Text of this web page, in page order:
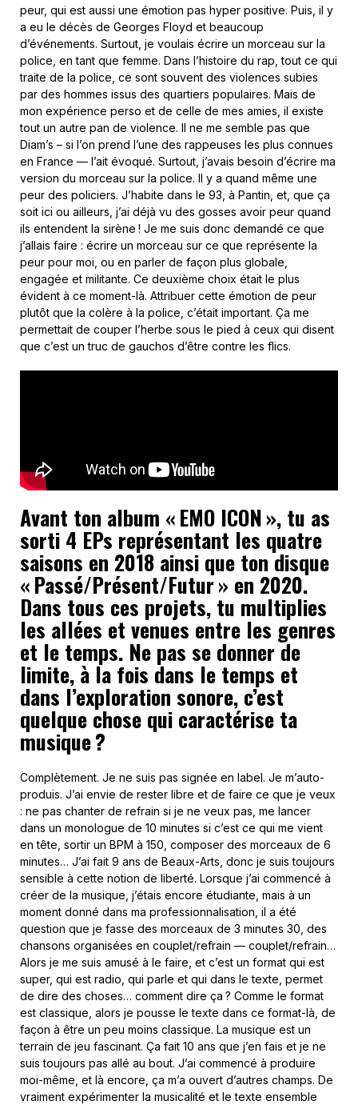
peur, qui est aussi une émotion pas hyper positive. Puis, il y
a eu le décès de Georges Floyd et beaucoup
d’événements. Surtout, je voulais écrire un morceau sur la
police, en tant que femme. Dans l’histoire du rap, tout ce qui
traite de la police, ce sont souvent des violences subies
par des hommes issus des quartiers populaires. Mais de
mon expérience perso et de celle de mes amies, il existe
tout un autre pan de violence. Il ne me semble pas que
Diam’s – si l’on prend l’une des rappeuses les plus connues
en France — l’ait évoqué. Surtout, j’avais besoin d’écrire ma
version du morceau sur la police. Il y a quand même une
peur des policiers. J’habite dans le 93, à Pantin, et, que ça
soit ici ou ailleurs, j’ai déjà vu des gosses avoir peur quand
ils entendent la sirène ! Je me suis donc demandé ce que
j’allais faire : écrire un morceau sur ce que représente la
peur pour moi, ou en parler de façon plus globale,
engagée et militante. Ce deuxième choix était le plus
évident à ce moment-là. Attribuer cette émotion de peur
plutôt que la colère à la police, c’était important. Ça me
permettait de couper l’herbe sous le pied à ceux qui disent
que c’est un truc de gauchos d’être contre les flics.
Avant ton album « EMO ICON », tu as
sorti 4 EPs représentant les quatre
saisons en 2018 ainsi que ton disque
« Passé/Présent/Futur » en 2020.
Dans tous ces projets, tu multiplies
les allées et venues entre les genres
et le temps. Ne pas se donner de
limite, à la fois dans le temps et
dans l’exploration sonore, c’est
quelque chose qui caractérise ta
musique ?
Complètement. Je ne suis pas signée en label. Je m’auto-
produis. J’ai envie de rester libre et de faire ce que je veux
: ne pas chanter de refrain si je ne veux pas, me lancer
dans un monologue de 10 minutes si c’est ce qui me vient
en tête, sortir un BPM à 150, composer des morceaux de 6
minutes… J’ai fait 9 ans de Beaux-Arts, donc je suis toujours
sensible à cette notion de liberté. Lorsque j’ai commencé à
créer de la musique, j’étais encore étudiante, mais à un
moment donné dans ma professionnalisation, il a été
question que je fasse des morceaux de 3 minutes 30, des
chansons organisées en couplet/refrain — couplet/refrain…
Alors je me suis amusé à le faire, et c’est un format qui est
super, qui est radio, qui parle et qui dans le texte, permet
de dire des choses… comment dire ça ? Comme le format
est classique, alors je pousse le texte dans ce format-là, de
façon à être un peu moins classique. La musique est un
terrain de jeu fascinant. Ça fait 10 ans que j’en fais et je ne
suis toujours pas allé au bout. J’ai commencé à produire
moi-même, et là encore, ça m’a ouvert d’autres champs. De
vraiment expérimenter la musicalité et le texte ensemble